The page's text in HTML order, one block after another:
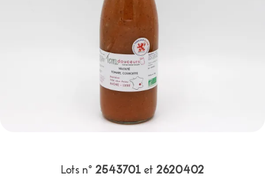
Lots n° 2543701 et 2620402